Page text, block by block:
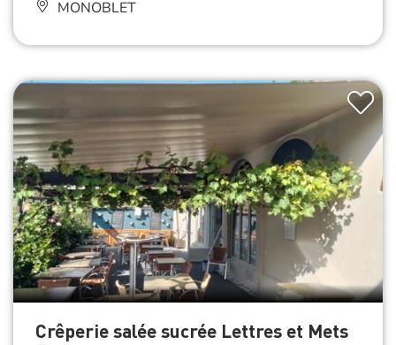
MONOBLET
Crêperie salée sucrée Lettres et Mets